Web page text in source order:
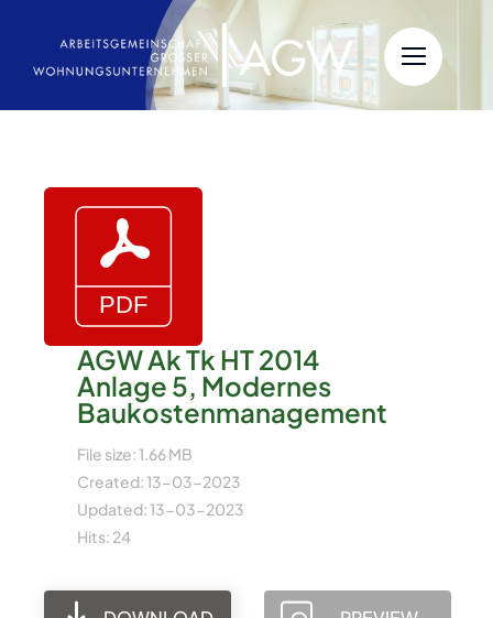
springen
AGW Ak Tk HT 2014
Anlage 5, Modernes
Baukostenmanagement
File size: 1.66 MB
Created: 13-03-2023
Updated: 13-03-2023
Hits: 24